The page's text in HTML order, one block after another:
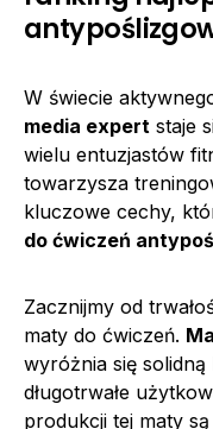
W świecie
media expert staje
wielu entuzjastów
towarzysza
kluczowe cechy,
do ćwiczeń
Zacznijmy od
maty do ćwiczeń.
wyróżnia się
długotrwałe
produkcji tej maty są